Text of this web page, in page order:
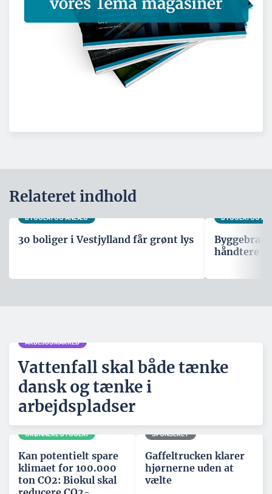
Relateret indhold
BYGGERI OG ANLÆG
30 boliger i Vestjylland får grønt lys
BYGGERI OG
håndtere
ARBEJDSMARKED
Vattenfall skal både tænke
dansk og tænke i
arbejdspladser
GRØNNERE BYGGERI
Kan potentielt spare
klimaet for 100.000
ton CO2: Biokul skal
SPONSERET
Gaffeltrucken klarer
hjørnerne uden at
vælte